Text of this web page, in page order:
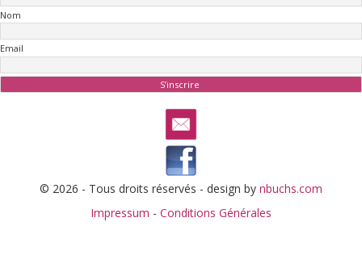
Nom
Email
© 2026 - Tous droits réservés - design by nbuchs.com
Impressum - Conditions Générales